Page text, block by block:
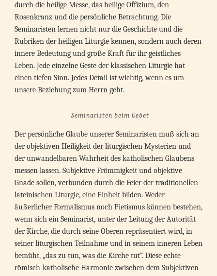
durch die heilige Messe, das heilige Offizium, den
Rosenkranz und die persönliche Betrachtung. Die
Seminaristen lernen nicht nur die Geschichte und die
Rubriken der heiligen Liturgie kennen, sondern auch deren
innere Bedeutung und große Kraft für ihr geistliches
Leben. Jede einzelne Geste der klassischen Liturgie hat
einen tiefen Sinn. Jedes Detail ist wichtig, wenn es um
unsere Beziehung zum Herrn geht.
Seminaristen beim Gebet
Der persönliche Glaube unserer Seminaristen muß sich an
der objektiven Heiligkeit der liturgischen Mysterien und
der unwandelbaren Wahrheit des katholischen Glaubens
messen lassen. Subjektive Frömmigkeit und objektive
Gnade sollen, verbunden durch die Feier der traditionellen
lateinischen Liturgie, eine Einheit bilden. Weder
äußerlicher Formalismus noch Pietismus können bestehen,
wenn sich ein Seminarist, unter der Leitung der Autorität
der Kirche, die durch seine Oberen repräsentiert wird, in
seiner liturgischen Teilnahme und in seinem inneren Leben
bemüht, „das zu tun, was die Kirche tut“. Diese echte
römisch-katholische Harmonie zwischen dem Subjektiven